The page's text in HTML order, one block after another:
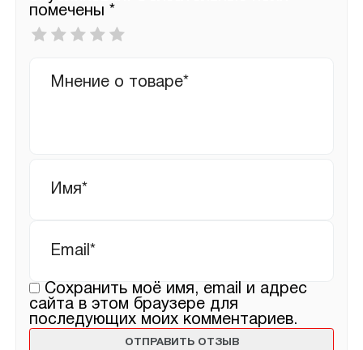
помечены *
Ваша
оценка
отзыв
Сохранить моё имя, email и адрес
сайта в этом браузере для
последующих моих комментариев.